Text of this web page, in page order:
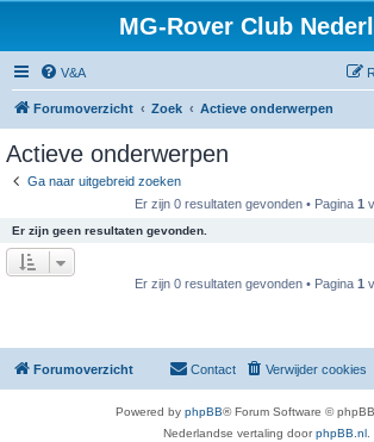
MG-Rover Club
V&A
Forumoverzicht Zoek Actieve onderwerpen
Actieve onderwerpen
Ga naar uitgebreid zoeken
Er zijn 0 resultaten gevonden • Pagina 1
Er zijn geen resultaten gevonden.
Er zijn 0 resultaten gevonden • Pagina 1
Forumoverzicht Verwijder cookies
Contact
Powered by phpBB® Forum Software ©
Nederlandse vertaling doorphpBB.nl